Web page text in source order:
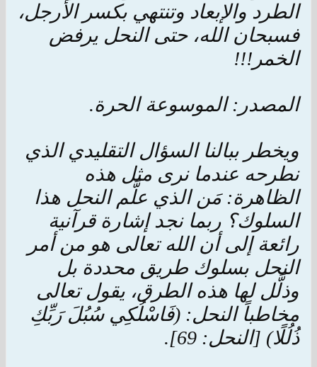
الطرد والإبعاد وتنتهي بكسر الأرجل،
فسبحان الله، حتى النحل يرفض
الخمر!!!
المصدر: الموسوعة الحرة.
ويخطر ببالنا السؤال التقليدي الذي
نطرحه عندما نرى مثل هذه
الظاهرة: مَن الذي علَّم النحل هذا
السلوك؟ ربما نجد إشارة قرآنية
رائعة إلى أن الله تعالى هو من أمر
النحل بسلوك طريق محددة بل
وذلَّل لها هذه الطرق، يقول تعالى
مخاطباً النحل: (فَاسْلُكِي سُبُلَ رَبِّكِ
ذُلُلًا) [النحل: 69].